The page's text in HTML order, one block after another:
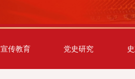
宣传教育 党史研究